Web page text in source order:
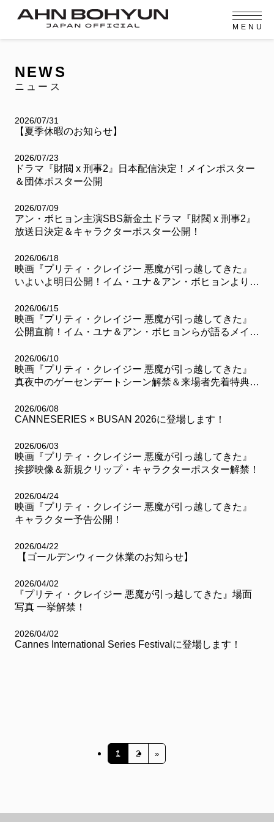
NEWS
PROFILE
プロフィール
EVENT
イベント
MEMBERSHIP
FANCLUB
ファンクラブ
FC NEWS
FCニュース
VIDEO
GALLERY
ギャラリー
CONTACT
お問い合わせ
OFFICIAL MENU
FC NEWS VIDEO
M E N U
NEWS
ニュース
2026/07/31
【夏季休暇のお知らせ】
2026/07/23
ドラマ『財閥 x 刑事2』日本配信決定！メインポスター
＆団体ポスター公開
2026/07/09
アン・ボヒョン主演SBS新金土ドラマ『財閥 x 刑事2』
放送日決定＆キャラクターポスター公開！
2026/06/18
映画『プリティ・クレイジー 悪魔が引っ越してきた』
いよいよ明日公開！イム・ユナ＆アン・ボヒョンより日
2026/06/15
映画『プリティ・クレイジー 悪魔が引っ越してきた』
公開直前！イム・ユナ＆アン・ボヒョンらが語るメイキ
2026/06/10
映画『プリティ・クレイジー 悪魔が引っ越してきた』
真夜中のゲーセンデートシーン解禁＆来場者先着特典決
2026/06/08
CANNESERIES × BUSAN 2026に登場します！
2026/06/03
映画『プリティ・クレイジー 悪魔が引っ越してきた』
挨拶映像＆新規クリップ・キャラクターポスター解禁！
2026/04/24
映画『プリティ・クレイジー 悪魔が引っ越してきた』
キャラクター予告公開！
2026/04/22
【ゴールデンウィーク休業のお知らせ】
2026/04/02
『プリティ・クレイジー 悪魔が引っ越してきた』場面
写真 一挙解禁！
2026/04/02
Cannes International Series Festivalに登場します！
1 2 »